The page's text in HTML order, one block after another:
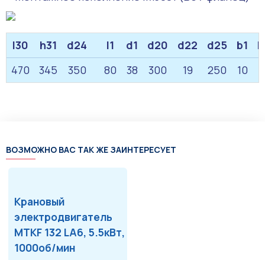
l30 h31 d24 l1 d1 d20 d22 d25 b1
470
345 350 80 38 300 19 250 10
ВОЗМОЖНО ВАС ТАК ЖЕ ЗАИНТЕРЕСУЕТ
Крановый
электродвигатель
MTKF 132 LA6, 5.5кВт,
1000об/мин